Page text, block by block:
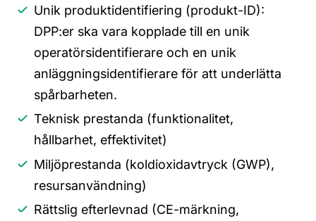
Unik produktidentifiering (produkt-ID):
DPP:er ska vara kopplade till en unik
operatörsidentifierare och en unik
anläggningsidentifierare för att underlätta
spårbarheten.
Teknisk prestanda (funktionalitet,
hållbarhet, effektivitet)
Miljöprestanda (koldioxidavtryck (GWP),
resursanvändning)
Rättslig efterlevnad (CE-märkning,